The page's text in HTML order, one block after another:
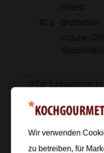
Rezept
40 g
Brotbrösel
Kräuter,
Geschmack
Zur Einkaufsliste
Zubereitung
Wir verwenden
zu betreiben, für